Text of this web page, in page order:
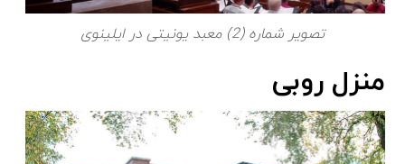
تصویر شماره (2) معبد یونیتی در ایلینوی
منزل روبی